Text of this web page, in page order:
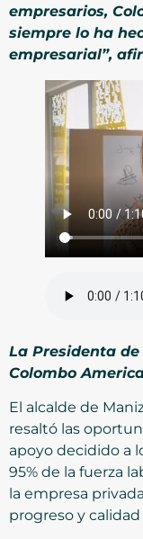
empresarios,
siempre lo ha
empresarial”,
La Presidenta
Colombo
El alcalde de
resaltó las
apoyo decidido a
95% de la fuerza
la empresa
progreso y